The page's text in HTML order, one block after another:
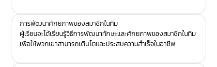
การพัฒนาศักยภาพของสมาชิกในทีม
ผู้เรียนจะได้เรียนรู้วิธีการพัฒนาทักษะและศักยภาพของสมาชิกในทีม
เพื่อให้พวกเขาสามารถเติบโตและประสบความสำเร็จในอาชีพ